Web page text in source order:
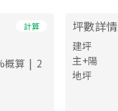
計算
概算 | 2
坪數詳情
建坪
主+陽
地坪